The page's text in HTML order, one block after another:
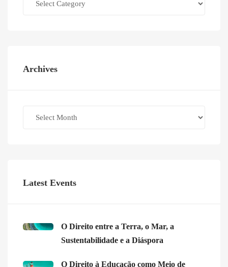
Archives
Latest Events
O Direito entre a Terra, o Mar, a
Sustentabilidade e a Diáspora
O Direito à Educação como Meio de